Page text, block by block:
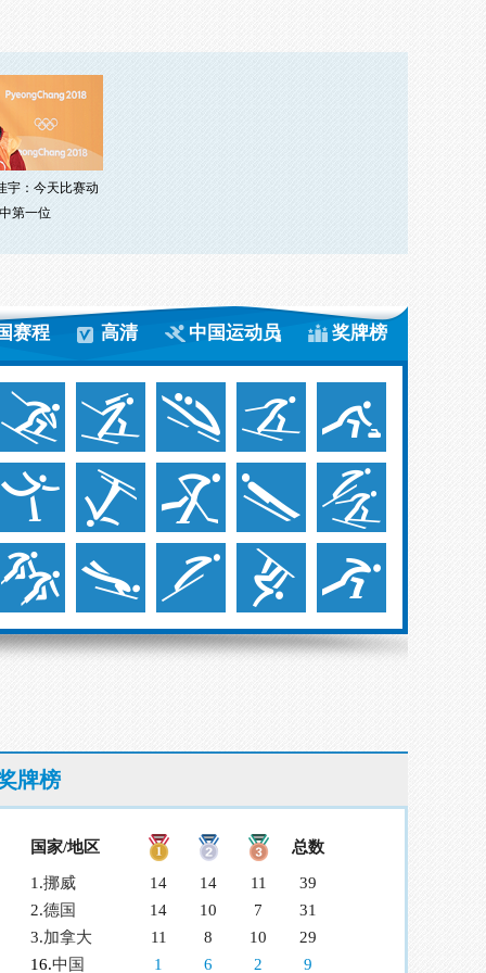
宇：今天比赛动
第一位
赛程 高清 中国运动员 奖牌榜
牌榜
国家/地区 总数
1.挪威 14 14 11
39
2.德国 14 10 7
31
3.加拿大 11 8 10
29
16.中国 1 6 2 9